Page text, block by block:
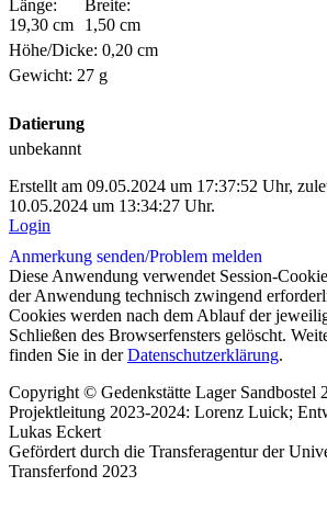
Länge:
19,30 cm
Breite:
1,50 cm
Höhe/Dicke: 0,20 cm
Gewicht: 27 g
Datierung
unbekannt
Erstellt am 09.05.2024 um 17:37:52 Uhr,
10.05.2024 um 13:34:27 Uhr.
Login
Anmerkung senden/Problem melden
Diese Anwendung verwendet Session-
der Anwendung technisch zwingend
Cookies werden nach dem Ablauf der
Schließen des Browserfensters gelöscht.
finden Sie in derDatenschutzerklärung.
Copyright © Gedenkstätte Lager Sandbostel
Projektleitung 2023-2024: Lorenz Luick;
Lukas Eckert
Gefördert durch die Transferagentur der
Transferfond 2023